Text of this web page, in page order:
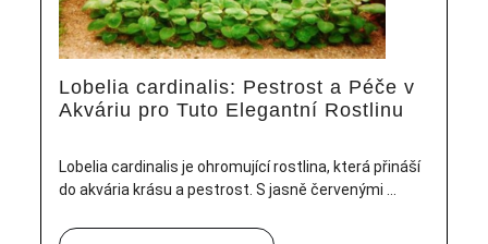
Lobelia cardinalis: Pestrost a Péče v
Akváriu pro Tuto Elegantní Rostlinu
Lobelia cardinalis je ohromující rostlina, která přináší
do akvária krásu a pestrost. S jasně červenými ...